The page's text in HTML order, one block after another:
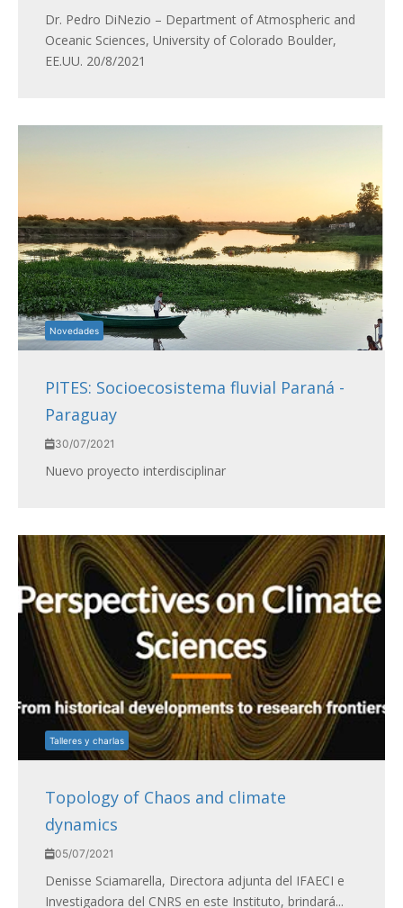
Dr. Pedro DiNezio – Department of Atmospheric and
Oceanic Sciences, University of Colorado Boulder,
EE.UU. 20/8/2021
Novedades
PITES: Socioecosistema fluvial Paraná -
Paraguay
30/07/2021
Nuevo proyecto interdisciplinar
Talleres y charlas
Topology of Chaos and climate
dynamics
05/07/2021
Denisse Sciamarella, Directora adjunta del IFAECI e
Investigadora del CNRS en este Instituto, brindará...